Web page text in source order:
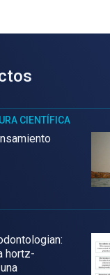
CIENTÍFICA
hortz-